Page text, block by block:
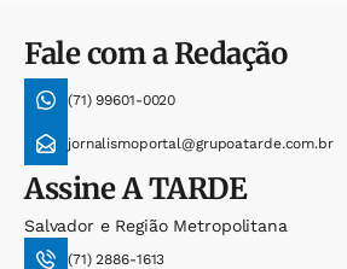
Fale com a Redação
(71) 99601-0020
jornalismoportal@grupoatarde.com.br
AssineA TARDE
Salvador e Região Metropolitana
(71) 2886-1613